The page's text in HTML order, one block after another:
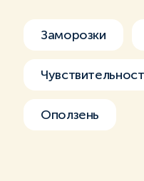
Заморозки
Оползень